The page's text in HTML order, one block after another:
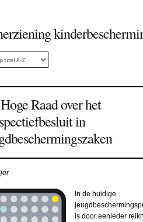
Raad over het
in
In de huidige
is door eenieder